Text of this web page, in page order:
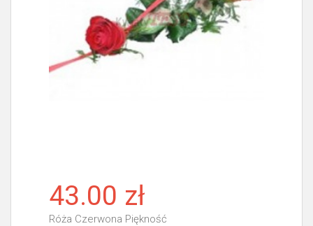
43.00 zł
Róża Czerwona Piękność